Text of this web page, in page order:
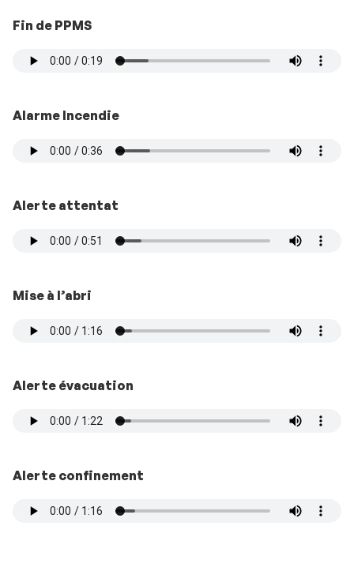
Fin de PPMS
Alarme Incendie
Alerte attentat
Mise à l’abri
Alerte évacuation
Alerte confinement